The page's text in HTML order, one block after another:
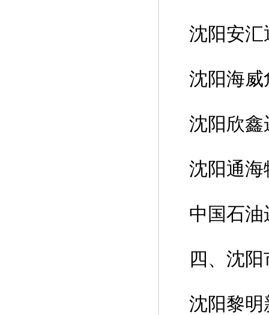
沈阳安
沈阳海
沈阳欣
沈阳通
中国石
四、沈
沈阳黎